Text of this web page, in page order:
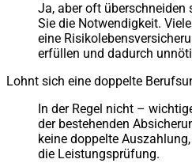
Ja, aber oft
Sie die Notwendigkeit.
eine
erfüllen und dadurch
Lohnt sich eine doppelte
In der Regel nicht –
der bestehenden
keine doppelte
die Leistungsprüfung.